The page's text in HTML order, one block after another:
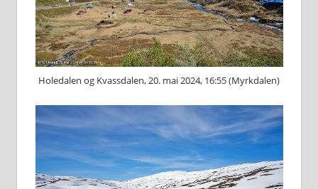
Holedalen og Kvassdalen, 20. mai 2024, 16:55 (Myrkdalen)